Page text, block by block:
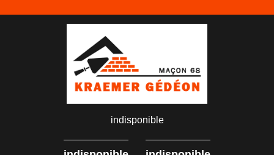
indisponible